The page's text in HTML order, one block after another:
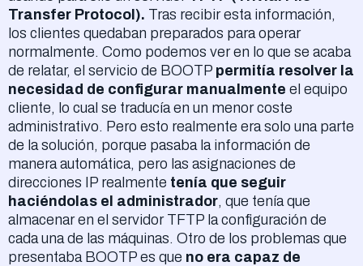
Transfer Protocol). Tras recibir esta información,
los clientes quedaban preparados para operar
normalmente. Como podemos ver en lo que se acaba
de relatar, el servicio de BOOTP permitía resolver la
necesidad de configurar manualmente el equipo
cliente, lo cual se traducía en un menor coste
administrativo. Pero esto realmente era solo una parte
de la solución, porque pasaba la información de
manera automática, pero las asignaciones de
direcciones IP realmente tenía que seguir
haciéndolas el administrador, que tenía que
almacenar en el servidor TFTP la configuración de
cada una de las máquinas. Otro de los problemas que
presentaba BOOTP es que no era capaz de